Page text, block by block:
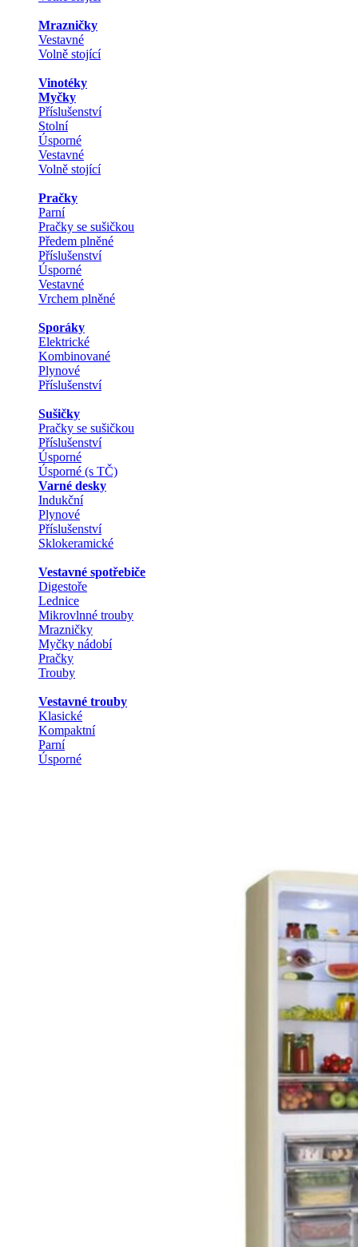
Mrazničky
Vestavné
Volně stojící
Vinotéky
Myčky
Příslušenství
Stolní
Úsporné
Vestavné
Volně stojící
Pračky
Parní
Pračky se sušičkou
Předem plněné
Příslušenství
Úsporné
Vestavné
Vrchem plněné
Sporáky
Elektrické
Kombinované
Plynové
Příslušenství
Sušičky
Pračky se sušičkou
Příslušenství
Úsporné
Úsporné (s TČ)
Varné desky
Indukční
Plynové
Příslušenství
Sklokeramické
Vestavné spotřebiče
Digestoře
Lednice
Mikrovlnné trouby
Mrazničky
Myčky nádobí
Pračky
Trouby
Vestavné trouby
Klasické
Kompaktní
Parní
Úsporné